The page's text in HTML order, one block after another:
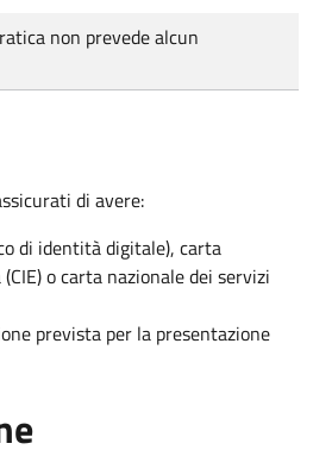
non prevede alcun
di avere:
di identità digitale), carta
o carta nazionale dei servizi
prevista per la presentazione